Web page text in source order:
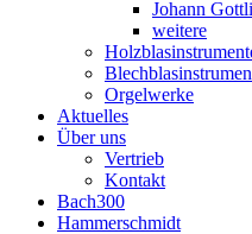
Johann
weitere
Orgelwerke
Aktuelles
Über uns
Vertrieb
Kontakt
Bach300
Hammerschmidt